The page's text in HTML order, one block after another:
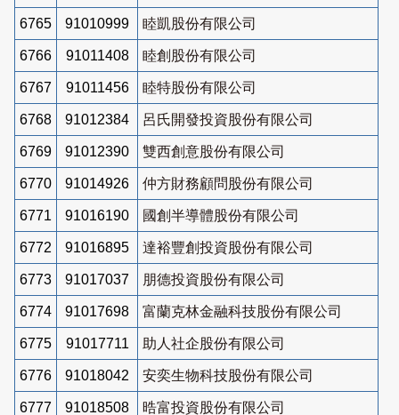
6765 91010999 睦凱股份有限公司
6766 91011408 睦創股份有限公司
6767 91011456 睦特股份有限公司
6768 91012384 呂氏開發投資股份有限公司
6769 91012390 雙西創意股份有限公司
6770 91014926 仲方財務顧問股份有限公司
6771 91016190 國創半導體股份有限公司
6772 91016895 達裕豐創投資股份有限公司
6773 91017037 朋德投資股份有限公司
6774 91017698 富蘭克林金融科技股份有限公司
6775 91017711 助人社企股份有限公司
6776 91018042 安奕生物科技股份有限公司
6777 91018508 晧富投資股份有限公司